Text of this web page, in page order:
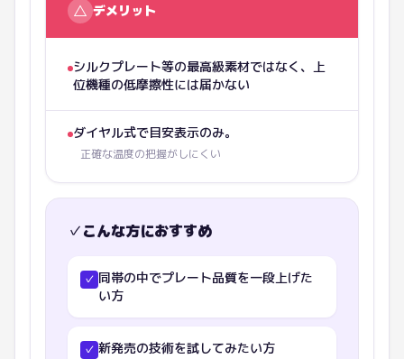
△ デメリット
シルクプレート等の最高級素材ではなく、上
位機種の低摩擦性には届かない
ダイヤル式で目安表示のみ。
正確な温度の把握がしにくい
✓こんな方におすすめ
✓ 同帯の中でプレート品質を一段上げた
い方
✓ 新発売の技術を試してみたい方